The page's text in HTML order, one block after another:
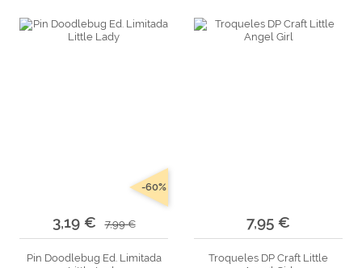
3,19 € 7,99 €
-60%
Pin Doodlebug Ed. Limitada
7,95 €
Troqueles DP Craft Little